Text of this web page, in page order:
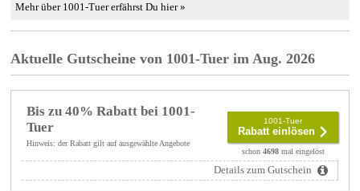
Mehr über 1001-Tuer erfährst Du hier »
Aktuelle Gutscheine von 1001-Tuer im Aug. 2026
Bis zu 40% Rabatt bei 1001-
Tuer
Hinweis: der Rabatt gilt auf ausgewählte Angebote
1001-Tuer
Rabatt einlösen
schon 4698mal eingelöst
Details zum Gutschein